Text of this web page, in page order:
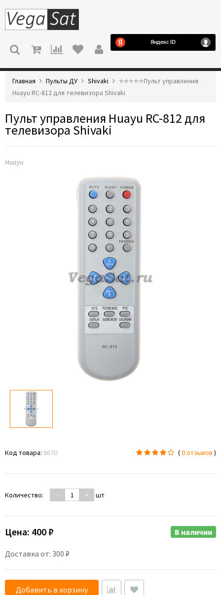
МЕНЮ
Главная Пульты ДУ Shivaki
⭐️⭐️⭐️⭐️⭐️Пульт управления
Huayu RC-812 для телевизора Shivaki
Пульт управления Huayu RC-812 для
телевизора Shivaki
Huayu
Код товара: 6670 (0 отзывов )
Количество: - + шт
Цена: 400 ₽
Доставка от: 300 ₽
В наличии
Добавить в корзину